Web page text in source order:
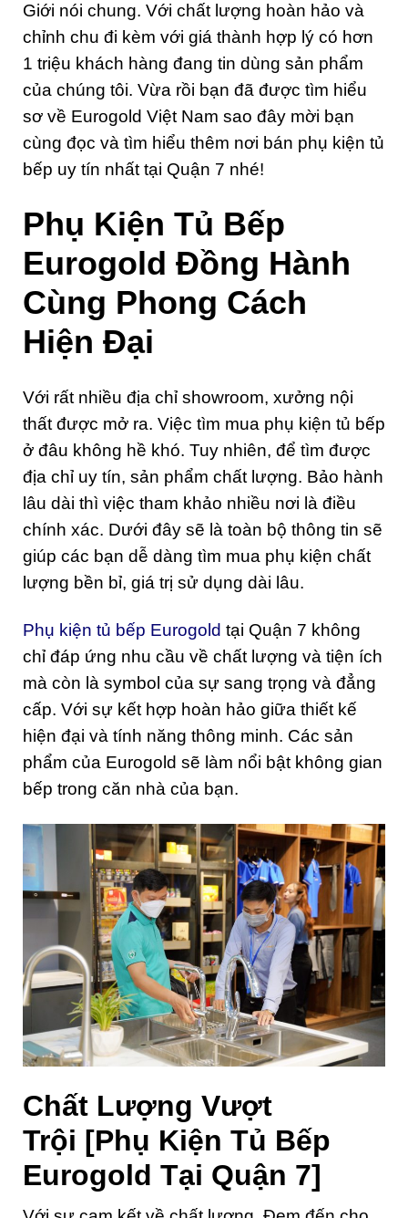
Giới nói chung. Với chất lượng hoàn hảo và
chỉnh chu đi kèm với giá thành hợp lý có hơn
1 triệu khách hàng đang tin dùng sản phẩm
của chúng tôi. Vừa rồi bạn đã được tìm hiểu
sơ về Eurogold Việt Nam sao đây mời bạn
cùng đọc và tìm hiểu thêm nơi bán phụ kiện tủ
bếp uy tín nhất tại Quận 7 nhé!
Phụ Kiện Tủ Bếp
Eurogold Đồng Hành
Cùng Phong Cách
Hiện Đại
Với rất nhiều địa chỉ showroom, xưởng nội
thất được mở ra. Việc tìm mua phụ kiện tủ bếp
ở đâu không hề khó. Tuy nhiên, để tìm được
địa chỉ uy tín, sản phẩm chất lượng. Bảo hành
lâu dài thì việc tham khảo nhiều nơi là điều
chính xác. Dưới đây sẽ là toàn bộ thông tin sẽ
giúp các bạn dễ dàng tìm mua phụ kiện chất
lượng bền bỉ, giá trị sử dụng dài lâu.
Phụ kiện tủ bếp Eurogold tại Quận 7 không
chỉ đáp ứng nhu cầu về chất lượng và tiện ích
mà còn là symbol của sự sang trọng và đẳng
cấp. Với sự kết hợp hoàn hảo giữa thiết kế
hiện đại và tính năng thông minh. Các sản
phẩm của Eurogold sẽ làm nổi bật không gian
bếp trong căn nhà của bạn.
Chất Lượng Vượt
Trội [Phụ Kiện Tủ Bếp
Eurogold Tại Quận 7]